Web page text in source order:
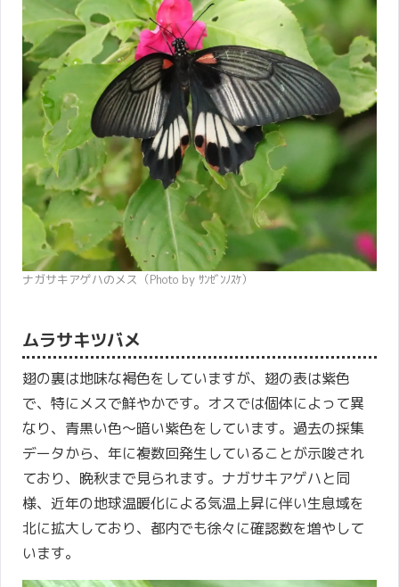
ナガサキアゲハのメス（Photo by ｻﾝｾﾞﾝﾉｽｹ）
ムラサキツバメ
翅の裏は地味な褐色をしていますが、翅の表は紫色
で、特にメスで鮮やかです。オスでは個体によって異
なり、青黒い色〜暗い紫色をしています。過去の採集
データから、年に複数回発生していることが示唆され
ており、晩秋まで見られます。ナガサキアゲハと同
様、近年の地球温暖化による気温上昇に伴い生息域を
北に拡大しており、都内でも徐々に確認数を増やして
います。